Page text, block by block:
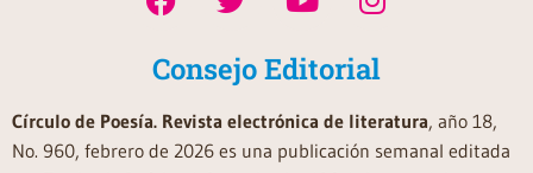
Consejo Editorial
Círculo de Poesía. Revista electrónica de literatura, año 18,
No. 960, febrero de 2026 es una publicación semanal editada